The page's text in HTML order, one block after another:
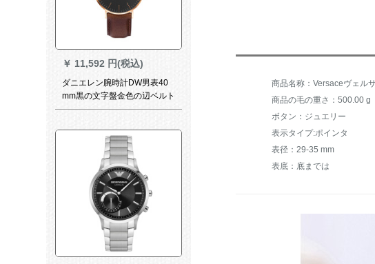
￥ 11,592 円(税込)
ダニエレン腕時計DW男表40
mm黒の文字盤金色の辺ベルト
超薄型のメーンバー
商品の毛の重さ：500.00 g
ボタン：ジュエリー
表示タイプ:ポインタ
表径：29-35 mm
表底：底までは